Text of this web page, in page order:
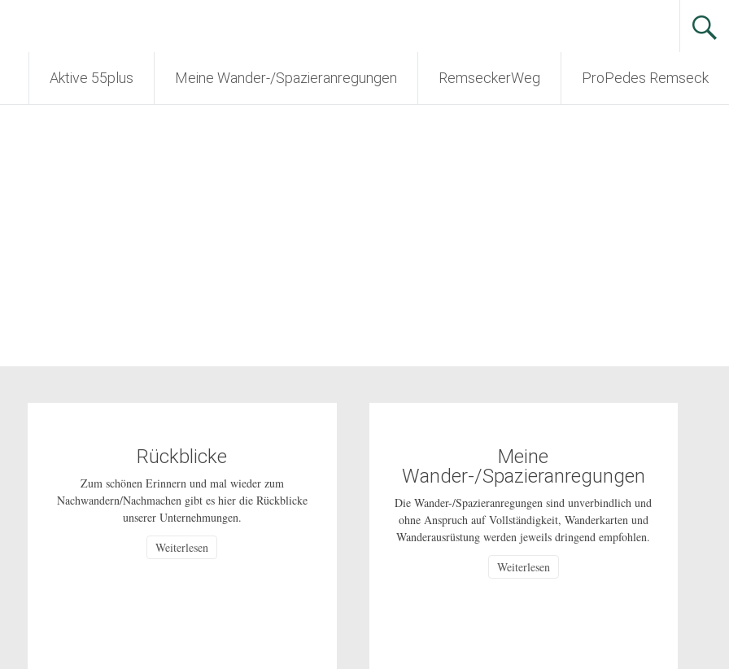
Aktive 55plus Meine Wander-/Spazieranregungen RemseckerWeg ProPedes Remseck
Rückblicke
Zum schönen Erinnern und mal wieder zum
Nachwandern/Nachmachen gibt es hier die Rückblicke
unserer Unternehmungen.
Weiterlesen
Meine
Wander-/Spazieranregungen
Die Wander-/Spazieranregungen sind unverbindlich und
ohne Anspruch auf Vollständigkeit, Wanderkarten und
Wanderausrüstung werden jeweils dringend empfohlen.
auf eigenes Risiko und sind nur für den privaten
Weiterlesen